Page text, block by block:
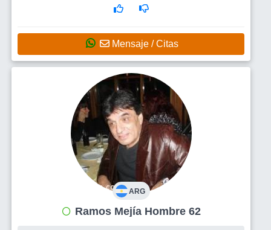
Mensaje / Citas
ARG
Ramos Mejía Hombre 62